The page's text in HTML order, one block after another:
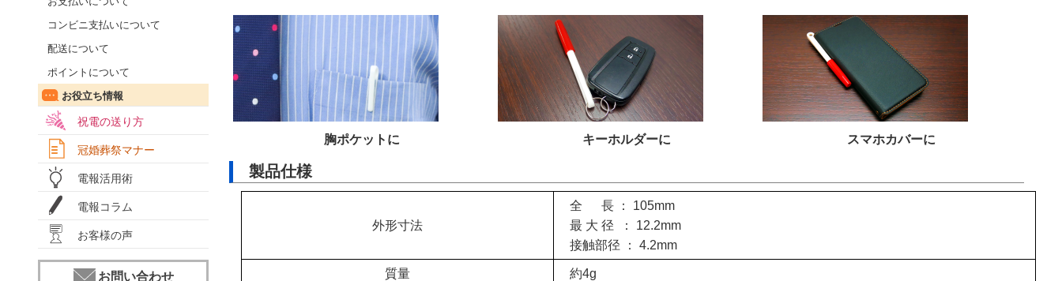
コンビニ支払いについて
配送について
ポイントについて
お役立ち情報
祝電の送り方
冠婚葬祭マナー
電報活用術
電報コラム
お客様の声
お問い合わせ
胸ポケットに キーホルダーに スマホカバーに
製品仕様
外形寸法
全 長 ： 105mm
最 大 径 ： 12.2mm
接触部径 ： 4.2mm
質量 約4g